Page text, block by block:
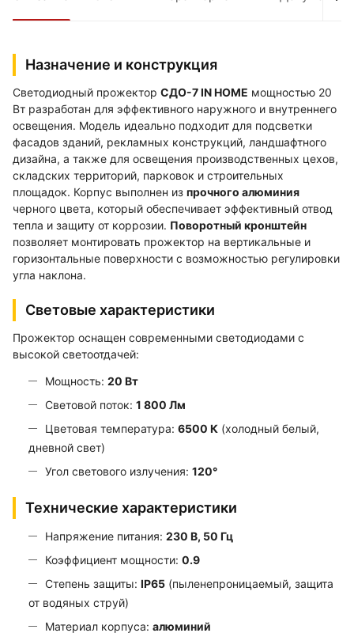
Назначение и конструкция
Светодиодный прожектор СДО-7 IN HOME мощностью 20
Вт разработан для эффективного наружного и внутреннего
освещения. Модель идеально подходит для подсветки
фасадов зданий, рекламных конструкций, ландшафтного
дизайна, а также для освещения производственных цехов,
складских территорий, парковок и строительных
площадок. Корпус выполнен из прочного алюминия
черного цвета, который обеспечивает эффективный отвод
тепла и защиту от коррозии. Поворотный кронштейн
позволяет монтировать прожектор на вертикальные и
горизонтальные поверхности с возможностью регулировки
угла наклона.
Световые характеристики
Прожектор оснащен современными светодиодами с
высокой светоотдачей:
Мощность: 20 Вт
Световой поток: 1 800 Лм
Цветовая температура: 6500 К (холодный белый,
дневной свет)
Угол светового излучения: 120°
Технические характеристики
Напряжение питания: 230 В, 50 Гц
Коэффициент мощности: 0.9
Степень защиты: IP65 (пыленепроницаемый, защита
от водяных струй)
Материал корпуса: алюминий